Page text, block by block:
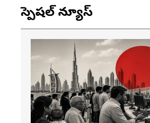
స్పెషల్ న్యూస్